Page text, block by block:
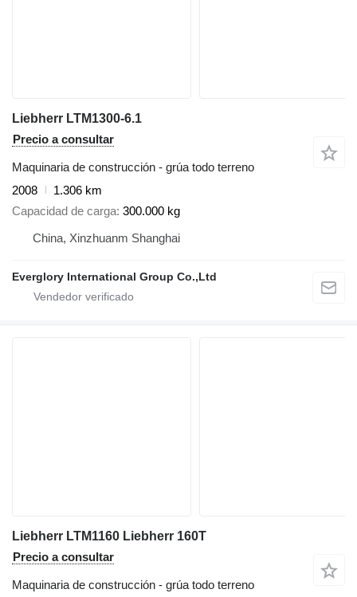
Liebherr LTM1300-6.1
Precio a consultar
Maquinaria de construcción - grúa todo terreno
2008
1.306 km
Capacidad de carga 300.000 kg
China, Xinzhuanm Shanghai
Everglory International Group Co.,Ltd
Liebherr LTM1160 Liebherr 160T
Precio a consultar
Maquinaria de construcción - grúa todo terreno